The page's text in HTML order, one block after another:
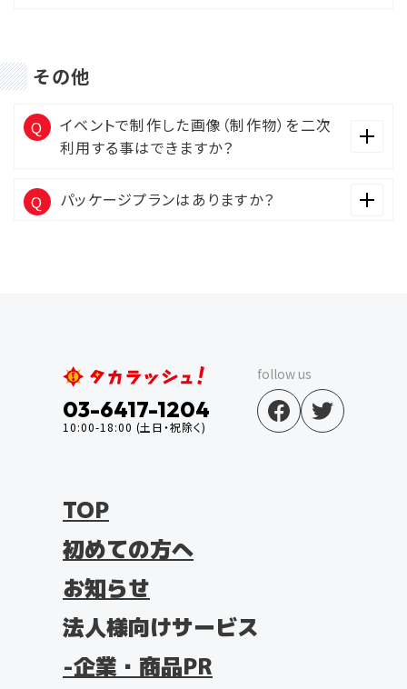
その他
イベントで制作した画像（制作物）を二次
利用する事はできますか？
パッケージプランはありますか？
03-6417-1204
10:00-18:00 (土日・祝除く)
follow us
TOP
初めての方へ
お知らせ
法人様向けサービス
企業・商品PR